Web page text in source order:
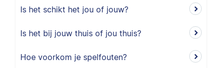
Is het schikt het jou of jouw?
Is het bij jouw thuis of jou thuis?
Hoe voorkom je spelfouten?